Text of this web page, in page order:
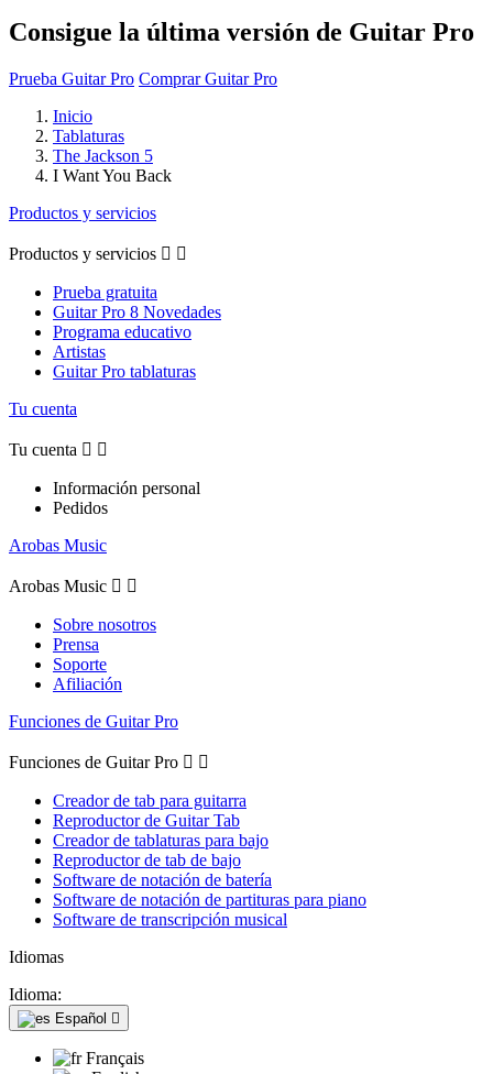
Consigue la última versión de Guitar Pro
Prueba Guitar Pro Comprar Guitar Pro
Inicio
Tablaturas
The Jackson 5
I Want You Back
Productos y servicios
Productos y servicios  
Prueba gratuita
Guitar Pro 8 Novedades
Programa educativo
Artistas
Guitar Pro tablaturas
Tu cuenta
Tu cuenta  
Información personal
Pedidos
Arobas Music
Arobas Music  
Sobre nosotros
Prensa
Soporte
Afiliación
Funciones de Guitar Pro
Funciones de Guitar Pro  
Creador de tab para guitarra
Reproductor de Guitar Tab
Creador de tablaturas para bajo
Reproductor de tab de bajo
Software de notación de batería
Software de notación de partituras para piano
Software de transcripción musical
Idiomas
Idioma:
Español 
Français